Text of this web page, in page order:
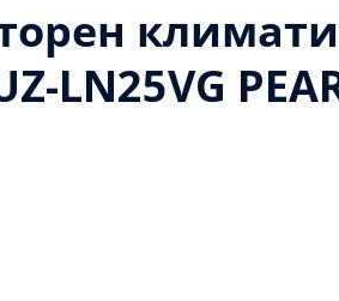
климатик
LN25VG